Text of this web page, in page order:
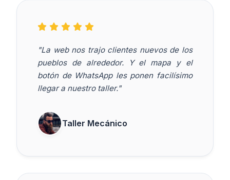
"La web nos trajo clientes nuevos de los
pueblos de alrededor. Y el mapa y el
botón de WhatsApp les ponen facilísimo
llegar a nuestro taller."
Taller Mecánico